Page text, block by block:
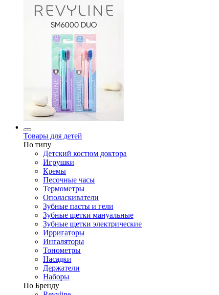
Товары для детей
По типу
Детский костюм доктора
Игрушки
Кремы
Песочные часы
Термометры
Ополаскиватели
Зубные пасты и гели
Зубные щетки мануальные
Зубные щетки электрические
Ирригаторы
Ингаляторы
Тонометры
Насадки
Держатели
Наборы
По Бренду